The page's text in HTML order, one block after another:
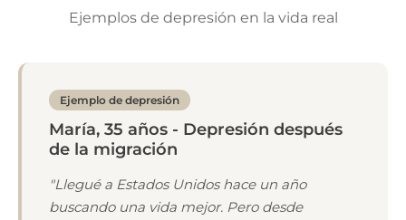
Ejemplos de depresión en la vida real
Ejemplo de depresión
María, 35 años - Depresión después
de la migración
"Llegué a Estados Unidos hace un año
buscando una vida mejor. Pero desde